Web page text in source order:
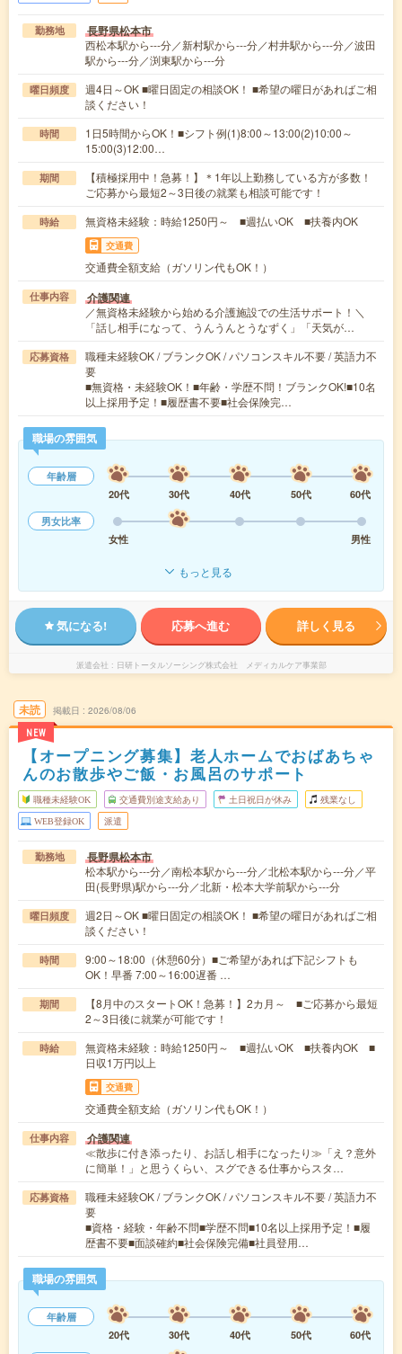
勤務地 長野県松本市
西松本駅から---分／新村駅から---分／村井駅から---分／波田
駅から---分／渕東駅から---分
曜日頻度
週4日～OK ■曜日固定の相談OK！ ■希望の曜日があればご相
談ください！
時間
1日5時間からOK！■シフト例(1)8:00～13:00(2)10:00～
15:00(3)12:00…
期間
【積極採用中！急募！】＊1年以上勤務している方が多数！
ご応募から最短2～3日後の就業も相談可能です！
時給 無資格未経験：時給1250円～ ■週払いOK ■扶養内OK
交通費
交通費全額支給（ガソリン代もOK！）
仕事内容 介護関連
／無資格未経験から始める介護施設での生活サポート！＼
「話し相手になって、うんうんとうなずく」「天気が…
応募資格
職種未経験OK / ブランクOK / パソコンスキル不要 / 英語力不
要
■無資格・未経験OK！■年齢・学歴不問！ブランクOK!■10名
以上採用予定！■履歴書不要■社会保険完…
職場の雰囲気
年齢層
20代
30代 40代 50代
60代
男女比率
女性
男性
もっと見る
気になる! 応募へ進む 詳しく見る
派遣会社 日研トータルソーシング株式会社 メディカルケア事業部
未読
NEW
掲載日 2026/08/06
【オープニング募集】老人ホームでおばあちゃ
んのお散歩やご飯・お風呂のサポート
職種未経験OK 交通費別途支給あり 土日祝日が休み 残業なし
WEB登録OK 派遣
勤務地 長野県松本市
松本駅から---分／南松本駅から---分／北松本駅から---分／平
田(長野県)駅から---分／北新・松本大学前駅から---分
曜日頻度
週2日～OK ■曜日固定の相談OK！ ■希望の曜日があればご相
談ください！
時間
9:00～18:00（休憩60分）■ご希望があれば下記シフトも
OK！早番 7:00～16:00遅番 …
期間
【8月中のスタートOK！急募！】2カ月～ ■ご応募から最短
2～3日後に就業が可能です！
時給
無資格未経験：時給1250円～ ■週払いOK ■扶養内OK ■
日収1万円以上
交通費
交通費全額支給（ガソリン代もOK！）
仕事内容 介護関連
≪散歩に付き添ったり、お話し相手になったり≫「え？意外
に簡単！」と思うくらい、スグできる仕事からスタ…
応募資格
職種未経験OK / ブランクOK / パソコンスキル不要 / 英語力不
要
■資格・経験・年齢不問■学歴不問■10名以上採用予定！■履
歴書不要■面談確約■社会保険完備■社員登用…
職場の雰囲気
年齢層
20代
30代 40代 50代
60代